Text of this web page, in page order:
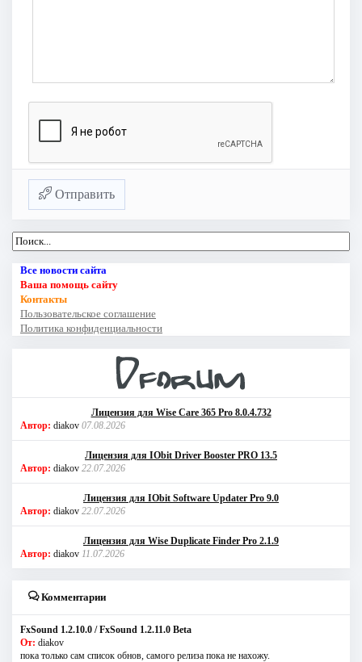
Отправить
Все новости сайта
Ваша помощь сайту
Контакты
Пользовательское соглашение
Политика конфиденциальности
Лицензия для Wise Care 365 Pro 8.0.4.732
Автор: diakov 07.08.2026
Лицензия для IObit Driver Booster PRO 13.5
Автор: diakov 22.07.2026
Лицензия для IObit Software Updater Pro 9.0
Автор: diakov 22.07.2026
Лицензия для Wise Duplicate Finder Pro 2.1.9
Автор: diakov 11.07.2026
Комментарии
FxSound 1.2.10.0 / FxSound 1.2.11.0 Beta
От: diakov
пока только сам список обнов, самого релиза пока не нахожу.